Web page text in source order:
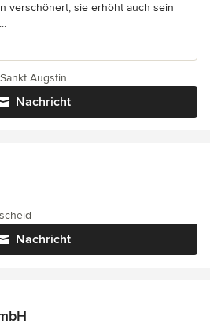
verschönert; sie erhöht auch sein
Nachricht
Augstin
Nachricht